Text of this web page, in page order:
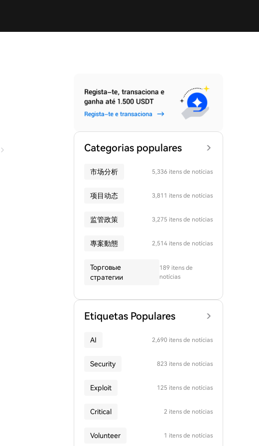
Categorias populares
市场分析 5,336 itens de notícias
项目动态 3,811 itens de notícias
监管政策 3,275 itens de notícias
專案動態 2,514 itens de notícias
Торговые
стратегии
189 itens de
notícias
Etiquetas Populares
AI 2,690 itens de notícias
Security 823 itens de notícias
Exploit 125 itens de notícias
Critical 2 itens de notícias
Volunteer 1 itens de notícias